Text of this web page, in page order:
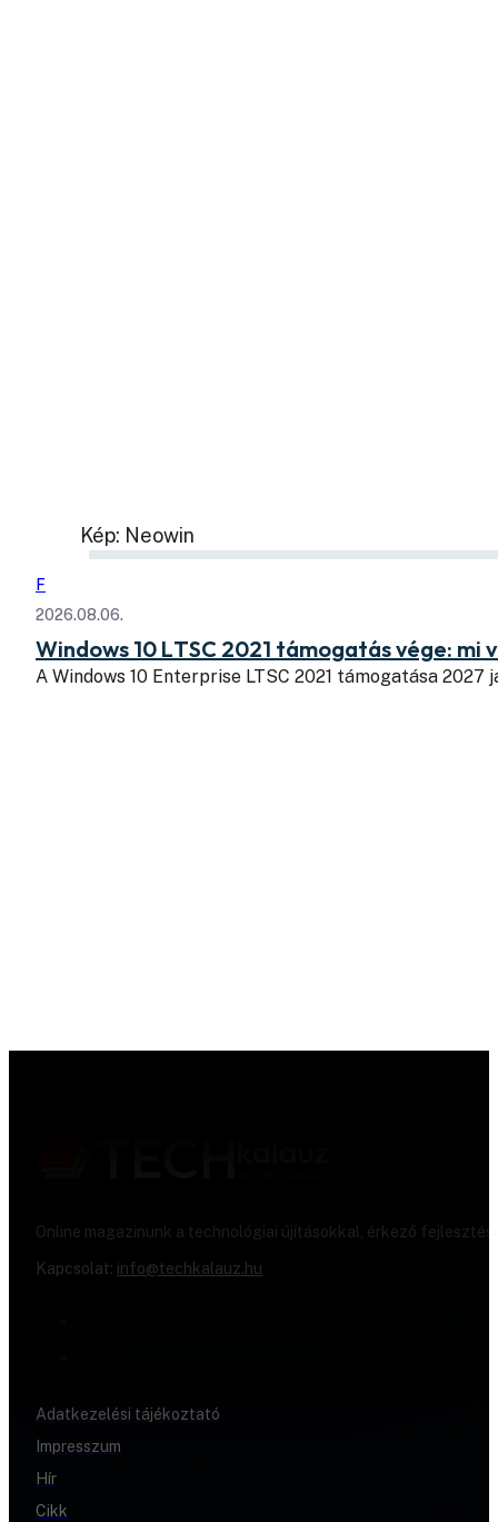
Kép: Neowin
F
2026.08.06.
Windows 10 LTSC 2021 támogatás vége: mi
A Windows 10 Enterprise LTSC 2021 támogatása 2027
Online magazinunk a technológiai újításokkal, érkező
Kapcsolat: info@techkalauz.hu
Adatkezelési tájékoztató
Impresszum
Hír
Cikk